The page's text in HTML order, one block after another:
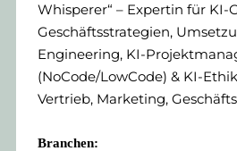
Whisperer“ – Expertin für KI-
Geschäftsstrategien,
Engineering, KI-
(NoCode/LowCode) & KI-
Vertrieb, Marketing,
Branchen: